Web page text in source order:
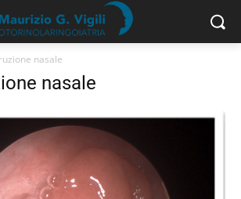
nasale
nasale